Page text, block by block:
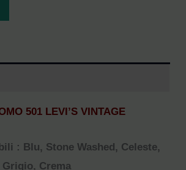
501 LEVI’S VINTAGE
: Blu, Stone Washed, Celeste,
Grigio, Crema